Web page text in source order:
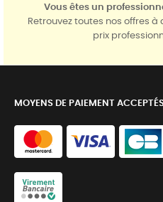
Vous êtes un
Retrouvez toutes nos offres à
prix
MOYENS DE PAIEMENT